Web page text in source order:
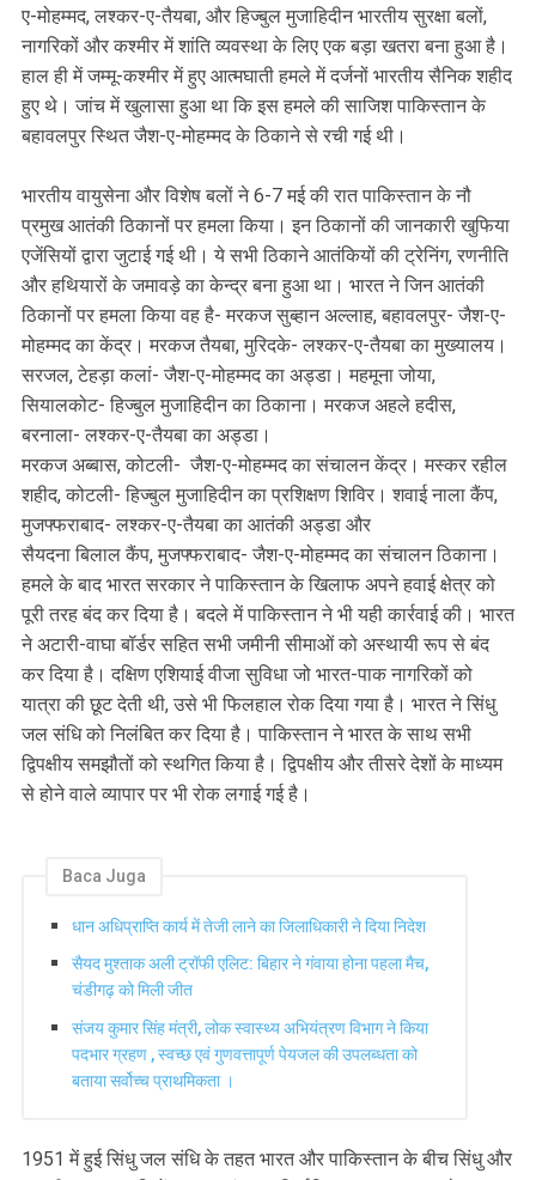
ए-मोहम्मद, लश्कर-ए-तैयबा, और हिज्बुल मुजाहिदीन भारतीय सुरक्षा बलों,
नागरिकों और कश्मीर में शांति व्यवस्था के लिए एक बड़ा खतरा बना हुआ है।
हाल ही में जम्मू-कश्मीर में हुए आत्मघाती हमले में दर्जनों भारतीय सैनिक शहीद
हुए थे। जांच में खुलासा हुआ था कि इस हमले की साजिश पाकिस्तान के
बहावलपुर स्थित जैश-ए-मोहम्मद के ठिकाने से रची गई थी।
भारतीय वायुसेना और विशेष बलों ने 6-7 मई की रात पाकिस्तान के नौ
प्रमुख आतंकी ठिकानों पर हमला किया। इन ठिकानों की जानकारी खुफिया
एजेंसियों द्वारा जुटाई गई थी। ये सभी ठिकाने आतंकियों की ट्रेनिंग, रणनीति
और हथियारों के जमावड़े का केन्द्र बना हुआ था। भारत ने जिन आतंकी
ठिकानों पर हमला किया वह है- मरकज सुब्हान अल्लाह, बहावलपुर- जैश-ए-
मोहम्मद का केंद्र। मरकज तैयबा, मुरिदके- लश्कर-ए-तैयबा का मुख्यालय।
सरजल, टेहड़ा कलां- जैश-ए-मोहम्मद का अड्डा। महमूना जोया,
सियालकोट- हिज्बुल मुजाहिदीन का ठिकाना। मरकज अहले हदीस,
बरनाला- लश्कर-ए-तैयबा का अड्डा।
मरकज अब्बास, कोटली- जैश-ए-मोहम्मद का संचालन केंद्र। मस्कर रहील
शहीद, कोटली- हिज्बुल मुजाहिदीन का प्रशिक्षण शिविर। शवाई नाला कैंप,
मुजफ्फराबाद- लश्कर-ए-तैयबा का आतंकी अड्डा और
सैयदना बिलाल कैंप, मुजफ्फराबाद- जैश-ए-मोहम्मद का संचालन ठिकाना।
हमले के बाद भारत सरकार ने पाकिस्तान के खिलाफ अपने हवाई क्षेत्र को
पूरी तरह बंद कर दिया है। बदले में पाकिस्तान ने भी यही कार्रवाई की। भारत
ने अटारी-वाघा बॉर्डर सहित सभी जमीनी सीमाओं को अस्थायी रूप से बंद
कर दिया है। दक्षिण एशियाई वीजा सुविधा जो भारत-पाक नागरिकों को
यात्रा की छूट देती थी, उसे भी फिलहाल रोक दिया गया है। भारत ने सिंधु
जल संधि को निलंबित कर दिया है। पाकिस्तान ने भारत के साथ सभी
द्विपक्षीय समझौतों को स्थगित किया है। द्विपक्षीय और तीसरे देशों के माध्यम
से होने वाले व्यापार पर भी रोक लगाई गई है।
Baca Juga
धान अधिप्राप्ति कार्य में तेजी लाने का जिलाधिकारी ने दिया निदेश
सैयद मुश्ताक अली ट्रॉफी एलिट: बिहार ने गंवाया होना पहला मैच,
चंडीगढ़ को मिली जीत
संजय कुमार सिंह मंत्री, लोक स्वास्थ्य अभियंत्रण विभाग ने किया
पदभार ग्रहण , स्वच्छ एवं गुणवत्तापूर्ण पेयजल की उपलब्धता को
बताया सर्वोच्च प्राथमिकता ।
1951 में हुई सिंधु जल संधि के तहत भारत और पाकिस्तान के बीच सिंधु और